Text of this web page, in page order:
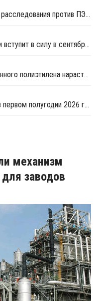
ЕЭК прекратила антидемпинговые расследования против ПЭ и ПП из Азербайджана и Туркменистана
Новый регламент по химпродукции вступит в силу в сентябре 2027 года
Удмуртский производитель вспененного полиэтилена нарастит выпуск на 15%
Число закрытых компаний в ПФО в первом полугодии 2026 года вдвое превысило число новых
механизм
заводов